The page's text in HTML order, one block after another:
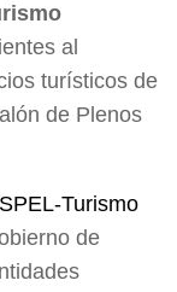
al
turísticos de
de Plenos
SPEL-Turismo
de